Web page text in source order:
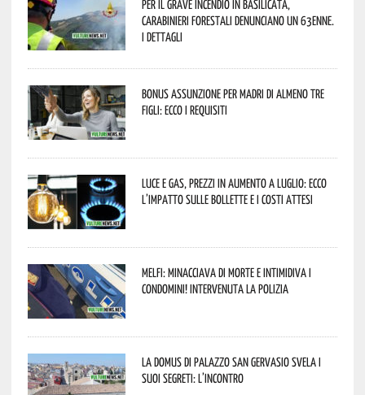
Per il grave incendio in Basilicata,
Carabinieri forestali denunciano un 63enne.
I dettagli
Bonus assunzione per madri di almeno tre
figli: ecco i requisiti
Luce e gas, prezzi in aumento a luglio: ecco
l’impatto sulle bollette e i costi attesi
Melfi: minacciava di morte e intimidiva i
condomini! Intervenuta la Polizia
La Domus di Palazzo San Gervasio svela i
suoi segreti: l’incontro